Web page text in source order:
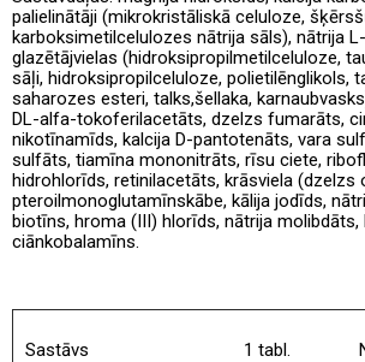
palielinātāji (mikrokristāliskā celuloze,
karboksimetilcelulozes nātrija sāls), nātrija
glazētājvielas (hidroksipropilmetilceluloze,
sāļi, hidroksipropilceluloze, polietilēnglikols,
saharozes esteri, talks,šellaka,
DL-alfa-tokoferilacetāts, dzelzs fumarāts,
nikotīnamīds, kalcija D-pantotenāts, vara
sulfāts, tiamīna mononitrāts, rīsu ciete,
hidrohlorīds, retinilacetāts, krāsviela (dzelzs
pteroilmonoglutamīnskābe, kālija jodīds,
biotīns, hroma (III) hlorīds, nātrija
ciānkobalamīns.
Sastāvs 1 tabl.